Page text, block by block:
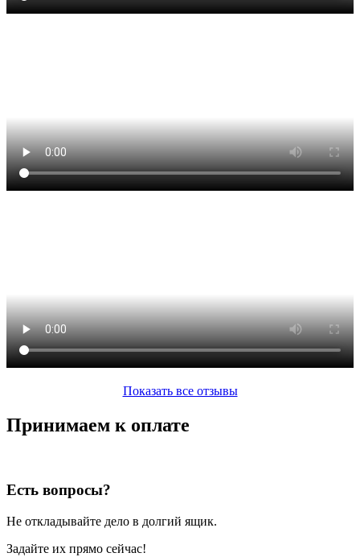
Показать все отзывы
Принимаем к оплате
Есть вопросы?
Не откладывайте дело в долгий ящик.
Задайте их прямо сейчас!